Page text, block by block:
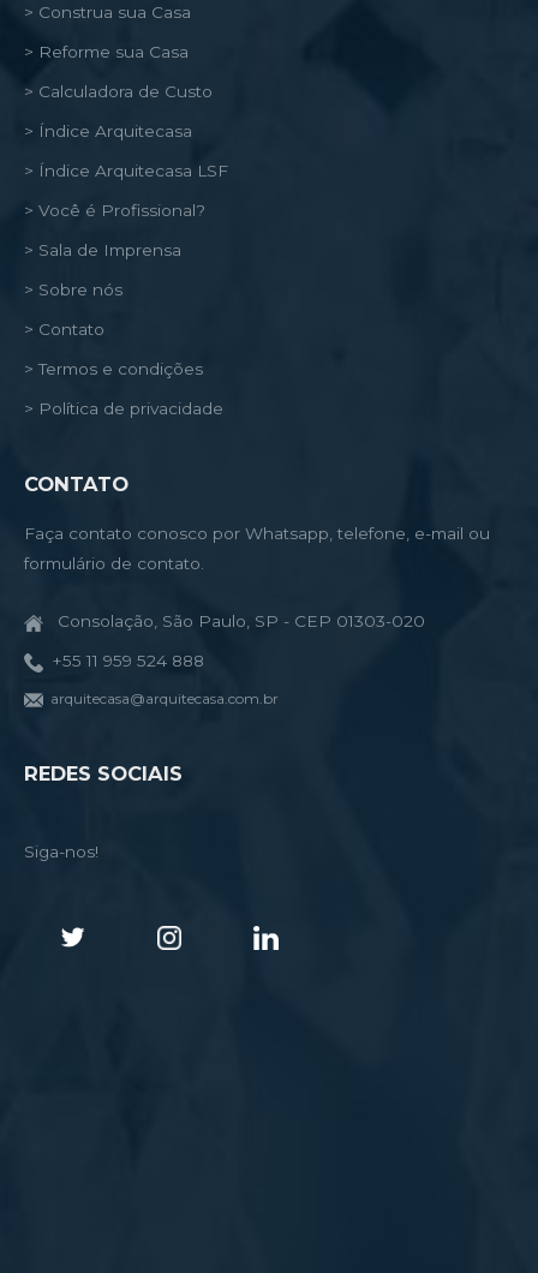
> Construa sua Casa
> Reforme sua Casa
> Calculadora de Custo
> Índice Arquitecasa
> Índice Arquitecasa LSF
> Você é Profissional?
> Sala de Imprensa
> Sobre nós
> Contato
> Termos e condições
> Política de privacidade
CONTATO
Faça contato conosco por Whatsapp, telefone, e-mail ou
formulário de contato.
Consolação, São Paulo, SP - CEP 01303-020
+55 11 959 524 888
arquitecasa@arquitecasa.com.br
REDES SOCIAIS
Siga-nos!